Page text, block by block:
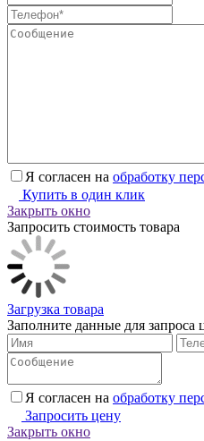
Я согласен на обработку
Купить в один клик
Закрыть окно
Запросить стоимость товара
Загрузка товара
Заполните данные для запроса
Я согласен на обработку
Запросить цену
Закрыть окно